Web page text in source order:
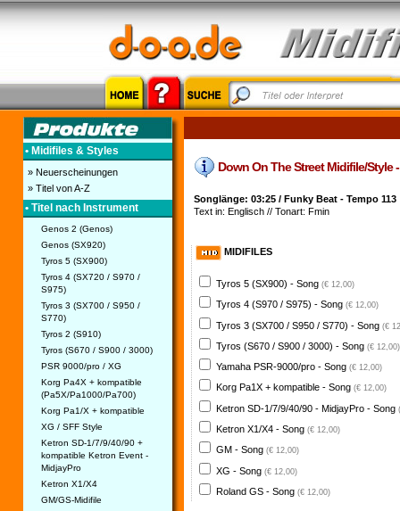
• Midifiles & Styles
» Neuerscheinungen
» Titel von A-Z
• Titel nach Instrument
Genos 2 (Genos)
Genos (SX920)
Tyros 5 (SX900)
Tyros 4 (SX720 / S970 /
S975)
Tyros 3 (SX700 / S950 /
S770)
Tyros 2 (S910)
Tyros (S670 / S900 / 3000)
PSR 9000/pro / XG
Korg Pa4X + kompatible
(Pa5X/Pa1000/Pa700)
Korg Pa1/X + kompatible
XG / SFF Style
Ketron SD-1/7/9/40/90 +
kompatible Ketron Event -
MidjayPro
Ketron X1/X4
GM/GS-Midifile
Down On The Street Midifile/Style
Songlänge: 03:25 / Funky Beat - Tempo 113
Text in: Englisch // Tonart: Fmin
MIDIFILES
Tyros 5 (SX900) - Song (€ 12,00)
Tyros 4 (S970 / S975) - Song (€ 12,00)
Tyros 3 (SX700 / S950 / S770) - Song (€
Tyros (S670 / S900 / 3000) - Song (€ 12,00)
Yamaha PSR-9000/pro - Song (€ 12,00)
Korg Pa1X + kompatible - Song (€ 12,00)
Ketron SD-1/7/9/40/90 - MidjayPro - Song
Ketron X1/X4 - Song (€ 12,00)
GM - Song (€ 12,00)
XG - Song (€ 12,00)
Roland GS - Song (€ 12,00)